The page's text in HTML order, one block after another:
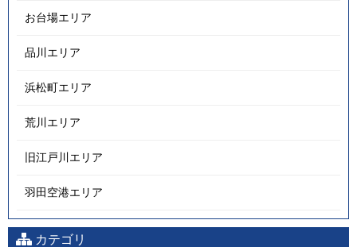
お台場エリア
品川エリア
浜松町エリア
荒川エリア
旧江戸川エリア
羽田空港エリア
カテゴリ